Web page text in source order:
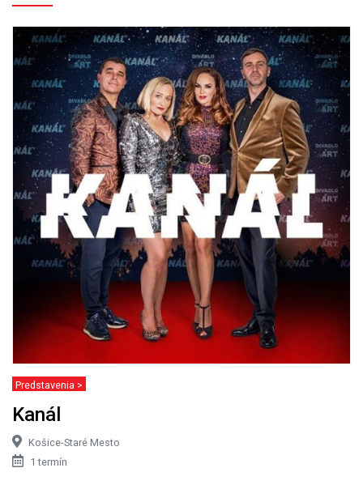
Predstavenia >
Kanál
Košice-Staré Mesto
1 termín